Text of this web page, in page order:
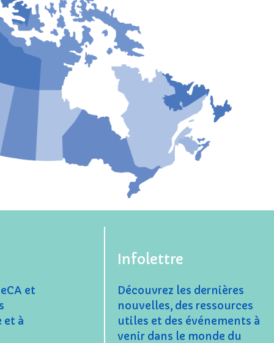
et
et à
Infolettre
Découvrez les dernières
nouvelles, des ressources
utiles et des événements à
venir dans le monde du